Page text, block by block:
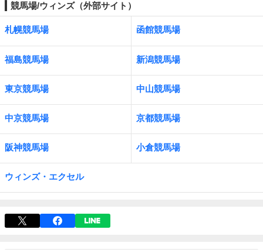
競馬場/ウィンズ（外部サイト）
札幌競馬場 函館競馬場
福島競馬場 新潟競馬場
東京競馬場 中山競馬場
中京競馬場 京都競馬場
阪神競馬場 小倉競馬場
ウィンズ・エクセル